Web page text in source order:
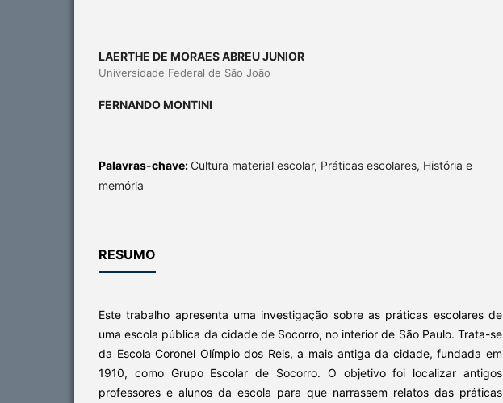
LAERTHE DE MORAES ABREU JUNIOR
Universidade Federal de São João
FERNANDO MONTINI
Palavras-chave: Cultura material escolar, Práticas escolares, História e
memória
RESUMO
Este trabalho apresenta uma investigação sobre as práticas escolares de
uma escola pública da cidade de Socorro, no interior de São Paulo. Trata-se
da Escola Coronel Olímpio dos Reis, a mais antiga da cidade, fundada em
1910, como Grupo Escolar de Socorro. O objetivo foi localizar antigos
professores e alunos da escola para que narrassem relatos das práticas